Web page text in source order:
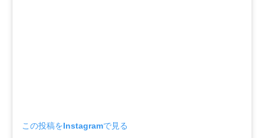
この投稿をInstagramで見る